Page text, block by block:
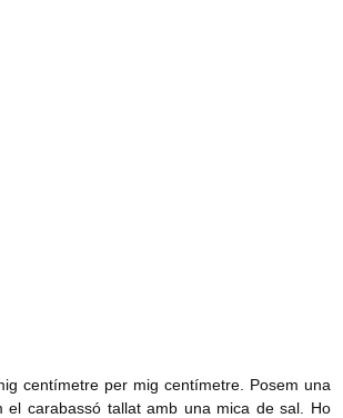
centímetre per mig centímetre. Posem una
carabassó tallat amb una mica de sal. Ho